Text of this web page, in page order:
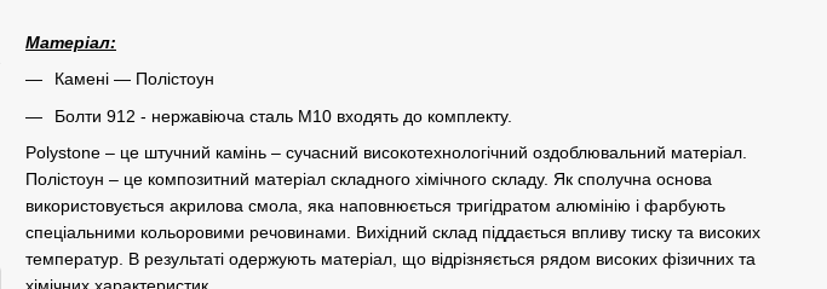
Матеріал:
Камені ― Полістоун
Болти 912 - нержавіюча сталь M10 входять до комплекту.
Polystone – це штучний камінь – сучасний високотехнологічний оздоблювальний матеріал.
Полістоун – це композитний матеріал складного хімічного складу. Як сполучна основа
використовується акрилова смола, яка наповнюється тригідратом алюмінію і фарбують
спеціальними кольоровими речовинами. Вихідний склад піддається впливу тиску та високих
температур. В результаті одержують матеріал, що відрізняється рядом високих фізичних та